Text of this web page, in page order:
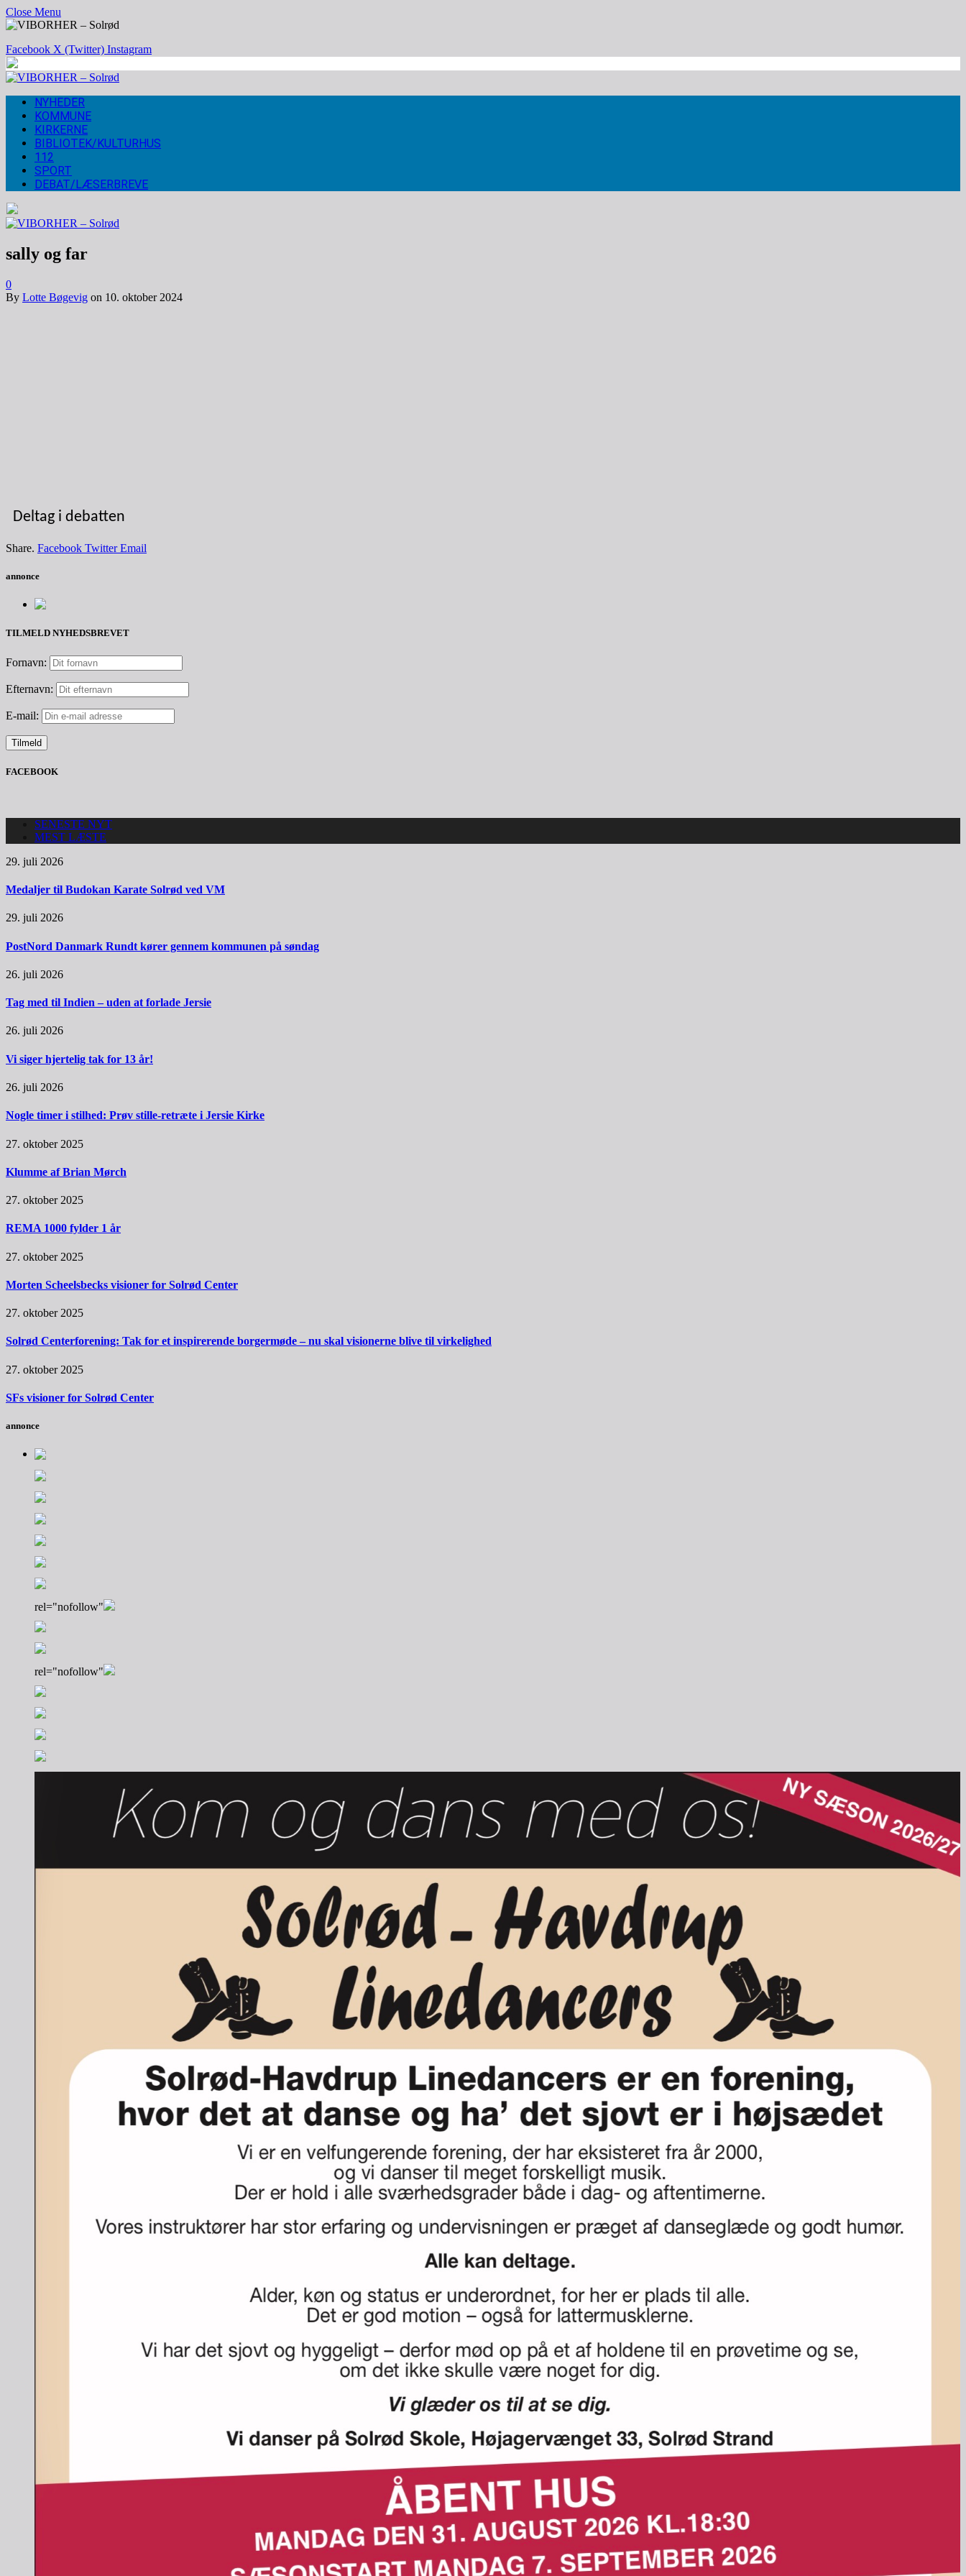
Close Menu
Facebook X (Twitter) Instagram
NYHEDER
KOMMUNE
KIRKERNE
BIBLIOTEK/KULTURHUS
112
SPORT
DEBAT/LÆSERBREVE
sally og far
0
By Lotte Bøgevig on 10. oktober 2024
Deltag i debatten
Share. Facebook Twitter Email
annonce
TILMELD NYHEDSBREVET
Fornavn:
Efternavn:
E-mail:
FACEBOOK
SENESTE NYT
MEST LÆSTE
29. juli 2026
Medaljer til Budokan Karate Solrød ved VM
29. juli 2026
PostNord Danmark Rundt kører gennem kommunen på søndag
26. juli 2026
Tag med til Indien – uden at forlade Jersie
26. juli 2026
Vi siger hjertelig tak for 13 år!
26. juli 2026
Nogle timer i stilhed: Prøv stille-retræte i Jersie Kirke
27. oktober 2025
Klumme af Brian Mørch
27. oktober 2025
REMA 1000 fylder 1 år
27. oktober 2025
Morten Scheelsbecks visioner for Solrød Center
27. oktober 2025
Solrød Centerforening: Tak for et inspirerende borgermøde – nu skal visionerne blive til virkelighed
27. oktober 2025
SFs visioner for Solrød Center
annonce
rel="nofollow"
rel="nofollow"